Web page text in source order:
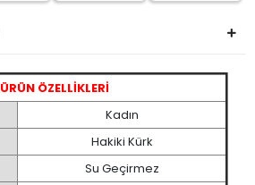
ÜRÜN ÖZELLİKLERİ
Kadın
Hakiki Kürk
Su Geçirmez